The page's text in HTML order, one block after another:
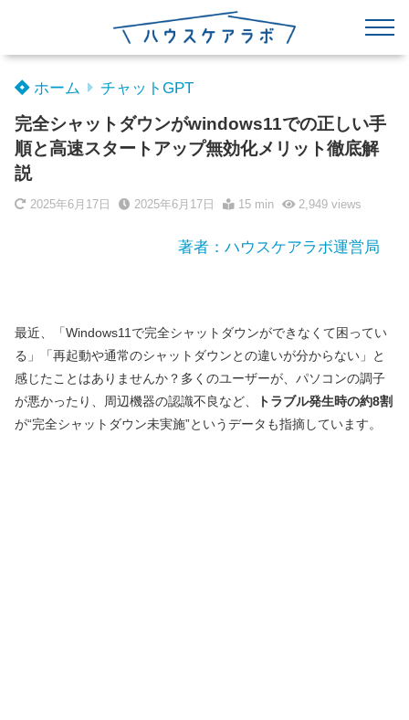
ホーム チャットGPT
完全シャットダウンがwindows11での正しい手
順と高速スタートアップ無効化メリット徹底解
説
2025年6月17日 2025年6月17日 15 min 2,949views
著者：ハウスケアラボ運営局
最近、「Windows11で完全シャットダウンができなくて困ってい
る」「再起動や通常のシャットダウンとの違いが分からない」と
感じたことはありませんか？多くのユーザーが、パソコンの調子
が悪かったり、周辺機器の認識不良など、
トラブル発生時の約8割
が“完全シャットダウン未実施”というデータも指摘しています。